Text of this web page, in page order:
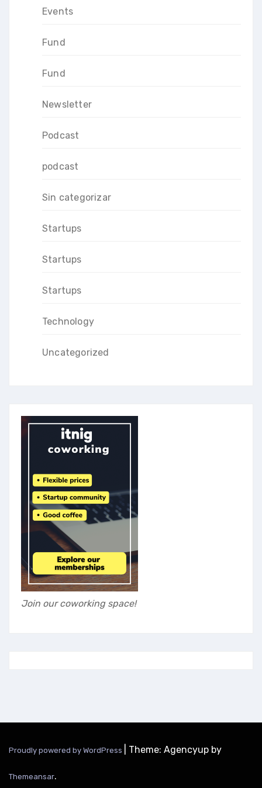
Events
Fund
Fund
Newsletter
Podcast
podcast
Sin categorizar
Startups
Startups
Startups
Technology
Uncategorized
Join our coworking space!
Proudly powered by WordPress Theme: Agencyup by
Themeansar.